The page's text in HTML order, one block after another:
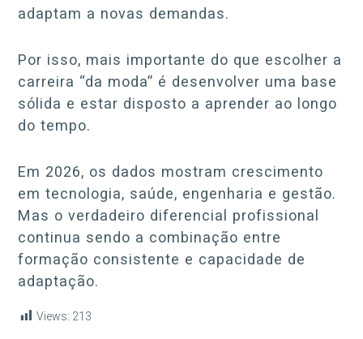
adaptam a novas demandas.
Por isso, mais importante do que escolher a
carreira “da moda” é desenvolver uma base
sólida e estar disposto a aprender ao longo
do tempo.
Em 2026, os dados mostram crescimento
em tecnologia, saúde, engenharia e gestão.
Mas o verdadeiro diferencial profissional
continua sendo a combinação entre
formação consistente e capacidade de
adaptação.
Views: 213